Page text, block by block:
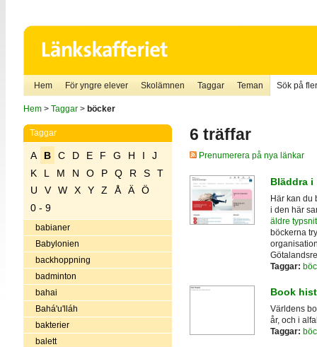
Hem För yngre elever Skolämnen Taggar Teman Sök på
Hem> Taggar> böcker
Taggar
A B C D E F G H I
J
K
L M N O P Q R S
T
U
V W X Y Z Å Ä
Ö
0 - 9
babianer
Babylonien
backhoppning
badminton
bahai
Bahá'u'lláh
bakterier
balett
6 träffar
Prenumerera på nya länkar
Bläddra i
Här kan du
i den här
äldre
böckerna
Taggar:
Book
Världens
år, och i
Taggar: